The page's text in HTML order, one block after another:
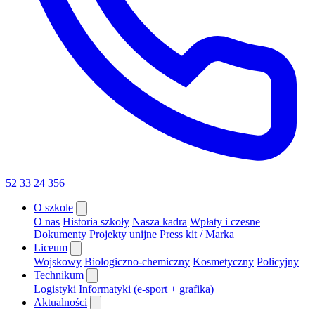
52 33 24 356
O szkole
O nas Historia szkoły Nasza kadra Wpłaty i czesne
Dokumenty Projekty unijne Press kit / Marka
Liceum
Wojskowy Biologiczno-chemiczny Kosmetyczny Policyjny
Technikum
Logistyki Informatyki (e-sport + grafika)
Aktualności